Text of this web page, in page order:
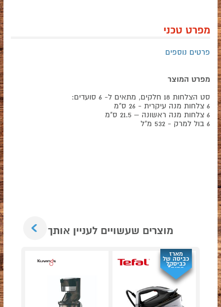
מפרט טכני
פרטים נוספים
מפרט המוצר
סט הצלחות 18 חלקים, מתאים ל- 6 סועדים:
6 צלחות מנה עיקרית - 26 ס"מ
6 צלחות מנה ראשונה – 21.5 ס"מ
6 בול למרק - 532 מ"ל
מוצרים שעשויים לעניין אותך
מארז
כביסה של
כביסקל
מתנה*